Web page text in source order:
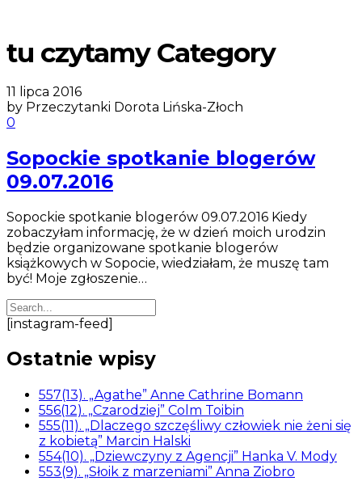
tu czytamy Category
11 lipca 2016
by Przeczytanki Dorota Lińska-Złoch
0
Sopockie spotkanie blogerów
09.07.2016
Sopockie spotkanie blogerów 09.07.2016 Kiedy
zobaczyłam informację, że w dzień moich urodzin
będzie organizowane spotkanie blogerów
książkowych w Sopocie, wiedziałam, że muszę tam
być! Moje zgłoszenie…
[instagram-feed]
Ostatnie wpisy
557(13). „Agathe” Anne Cathrine Bomann
556(12). „Czarodziej” Colm Toibin
555(11). „Dlaczego szczęśliwy człowiek nie żeni się
z kobietą” Marcin Halski
554(10). „Dziewczyny z Agencji” Hanka V. Mody
553(9). „Słoik z marzeniami” Anna Ziobro